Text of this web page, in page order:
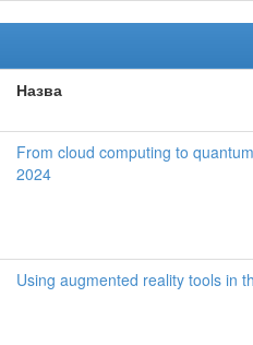
Назва
From cloud computing to
2024
Using augmented reality tools in